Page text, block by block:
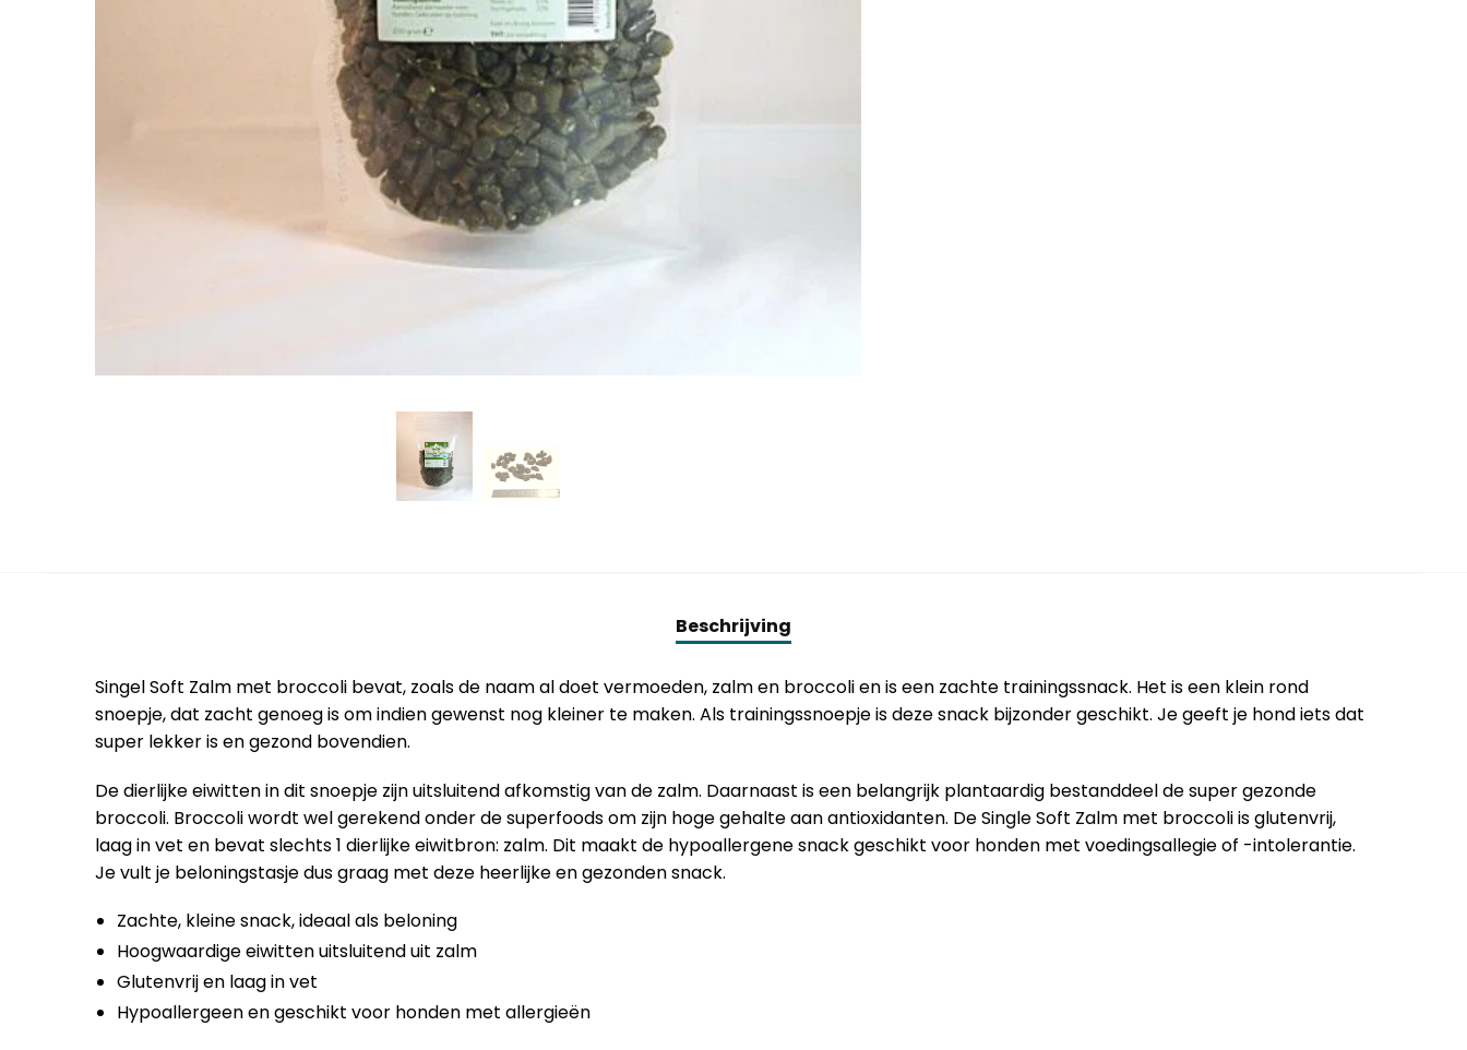
Beschrijving
Singel Soft Zalm met broccoli bevat, zoals de naam al doet vermoeden, zalm en broccoli en is een zachte trainingssnack. Het is een klein rond
snoepje, dat zacht genoeg is om indien gewenst nog kleiner te maken. Als trainingssnoepje is deze snack bijzonder geschikt. Je geeft je hond iets dat
super lekker is en gezond bovendien.
De dierlijke eiwitten in dit snoepje zijn uitsluitend afkomstig van de zalm. Daarnaast is een belangrijk plantaardig bestanddeel de super gezonde
broccoli. Broccoli wordt wel gerekend onder de superfoods om zijn hoge gehalte aan antioxidanten. De Single Soft Zalm met broccoli is glutenvrij,
laag in vet en bevat slechts 1 dierlijke eiwitbron: zalm. Dit maakt de hypoallergene snack geschikt voor honden met voedingsallegie of -intolerantie.
Je vult je beloningstasje dus graag met deze heerlijke en gezonden snack.
Zachte, kleine snack, ideaal als beloning
Hoogwaardige eiwitten uitsluitend uit zalm
Glutenvrij en laag in vet
Hypoallergeen en geschikt voor honden met allergieën